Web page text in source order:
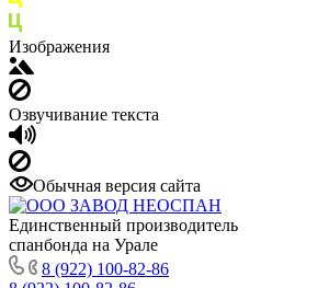
Изображения
Озвучивание текста
Обычная версия сайта
Единственный производитель
спанбонда на Урале
8 (922) 100-82-86